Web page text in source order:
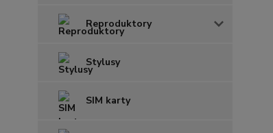
Reproduktory
Stylusy
SIM karty